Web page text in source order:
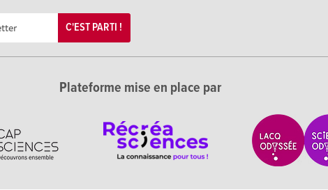
C'EST PARTI !
Plateforme mise en place par